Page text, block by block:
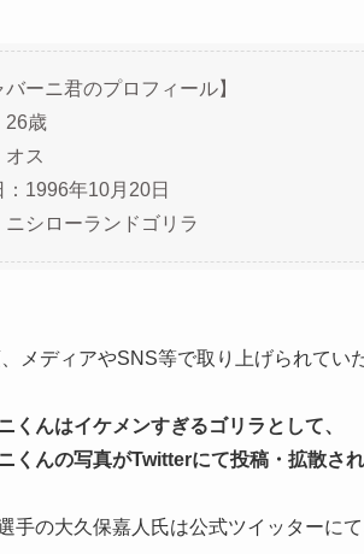
バーニ君のプロフィール】
26歳
オス
：1996年10月20日
ニシローランドゴリラ
メディアやSNS等で取り上げられてい
くんはイケメンすぎるゴリラとして、
くんの写真がTwitterにて投稿・拡散さ
手の大久保嘉人氏は公式ツイッターに